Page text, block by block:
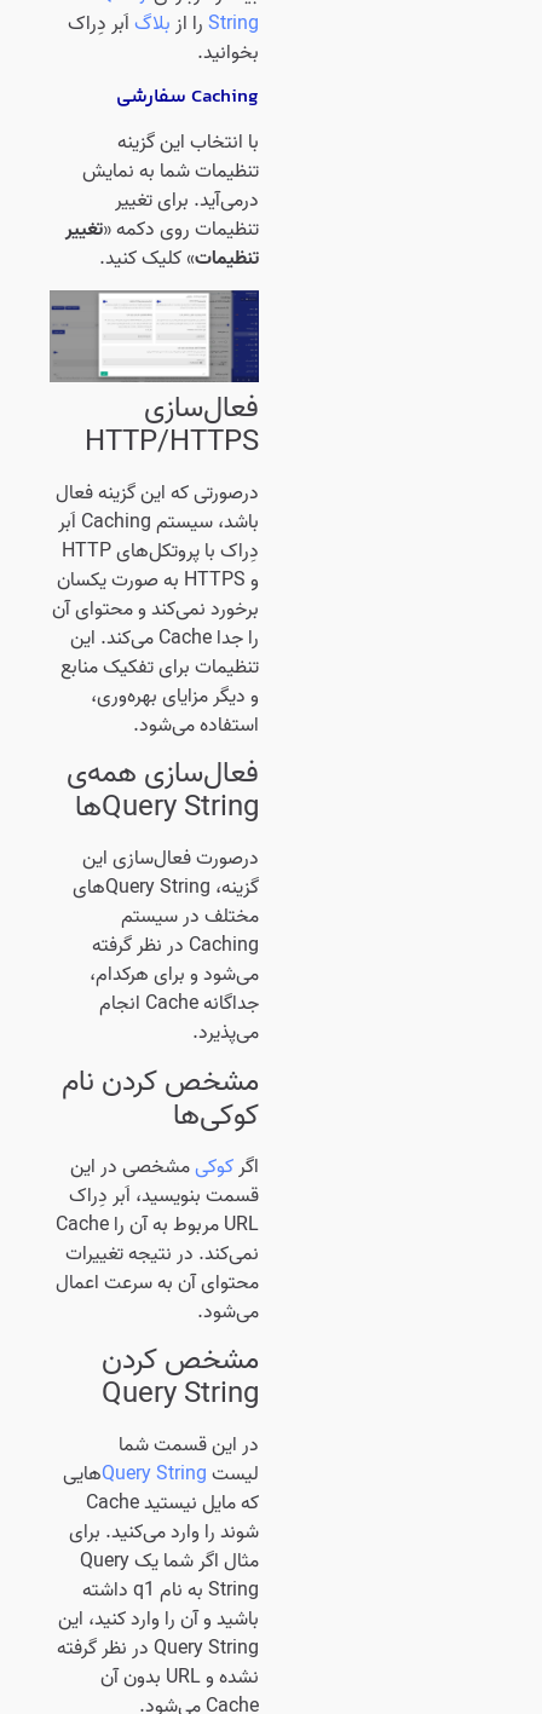
Stringرا ازبلاگاَبر دِراک
بخوانید.
Caching سفارشی
با انتخاب این گزینه
تنظیمات شما به نمایش
درمی‌‌آید. برای تغییر
تنظیمات روی دکمه «تغییر
تنظیمات» کلیک کنید.
فعال‌سازی
HTTP/HTTPS
درصورتی که این گزینه فعال
باشد، سیستم Caching اَبر
دِراک با پروتکل‌های HTTP
و HTTPS به صورت یکسان
برخورد نمی‌کند و محتوای آن
را جدا Cache می‌کند. این
تنظیمات برای تفکیک منابع
و دیگر مزایای بهره‌وری،
استفاده می‌شود.
فعال‌سازی همه‌ی
Query String‌ها
درصورت فعال‌سازی این
گزینه، Query String‌های
مختلف در سیستم
Caching در نظر گرفته
می‌شود و برای هرکدام،
جداگانه Cache انجام
می‌پذیرد.
مشخص کردن نام
کوکی‌ها
اگرکوکیمشخصی در این
قسمت بنویسید، اَبر دِراک
URL مربوط به آن را Cache
نمی‌کند. در نتیجه تغییرات
محتوای آن به سرعت اعمال
می‌شود.
مشخص کردن
Query String
در این قسمت شما
لیستQuery Stringهایی
که مایل نیستید Cache
شوند را وارد می‌کنید. برای
مثال اگر شما یک Query
String به نام q1 داشته
باشید و آن را وارد کنید، این
Query String در نظر گرفته
نشده و URL بدون آن
Cache می‌شود.